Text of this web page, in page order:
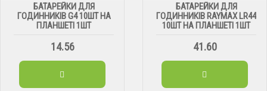
БАТАРЕЙКИ ДЛЯ
ГОДИННИКІВ G4 10ШТ НА
ПЛАНШЕТІ 1ШТ
14.56
БАТАРЕЙКИ ДЛЯ
ГОДИННИКІВ RAYMAX LR44
10ШТ НА ПЛАНШЕТІ 1ШТ
41.60